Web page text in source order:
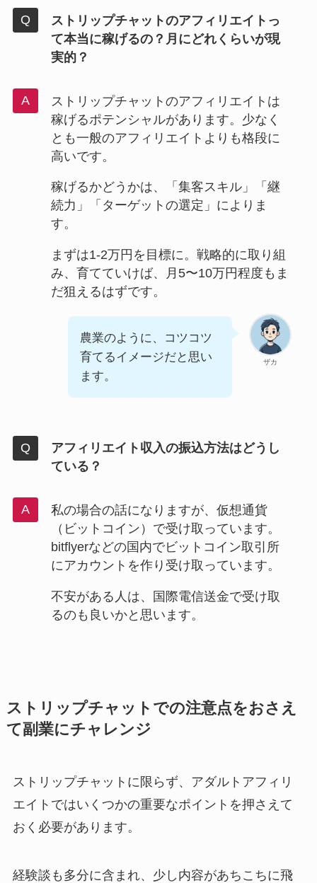
ストリップチャットのアフィリエイトっ
て本当に稼げるの？月にどれくらいが現
実的？
ストリップチャットのアフィリエイトは
稼げるポテンシャルがあります。少なく
とも一般のアフィリエイトよりも格段に
高いです。
稼げるかどうかは、「集客スキル」「継
続力」「ターゲットの選定」によりま
す。
まずは1-2万円を目標に。戦略的に取り組
み、育てていけば、月5〜10万円程度もま
だ狙えるはずです。
ザカ
農業のように、コツコツ
育てるイメージだと思い
ます。
アフィリエイト収入の振込方法はどうし
ている？
私の場合の話になりますが、仮想通貨
（ビットコイン）で受け取っています。
bitflyerなどの国内でビットコイン取引所
にアカウントを作り受け取っています。
不安がある人は、国際電信送金で受け取
るのも良いかと思います。
ストリップチャットでの注意点をおさえ
て副業にチャレンジ
ストリップチャットに限らず、アダルトアフィリ
エイトではいくつかの重要なポイントを押さえて
おく必要があります。
経験談も多分に含まれ、少し内容があちこちに飛